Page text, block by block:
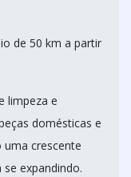
de 50 km a partir
limpeza e
domésticas e
uma crescente
expandindo.